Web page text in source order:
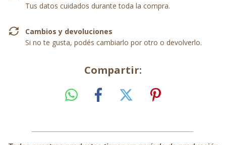
Tus datos cuidados durante toda la compra.
Cambios y devoluciones
Si no te gusta, podés cambiarlo por otro o devolverlo.
Compartir: